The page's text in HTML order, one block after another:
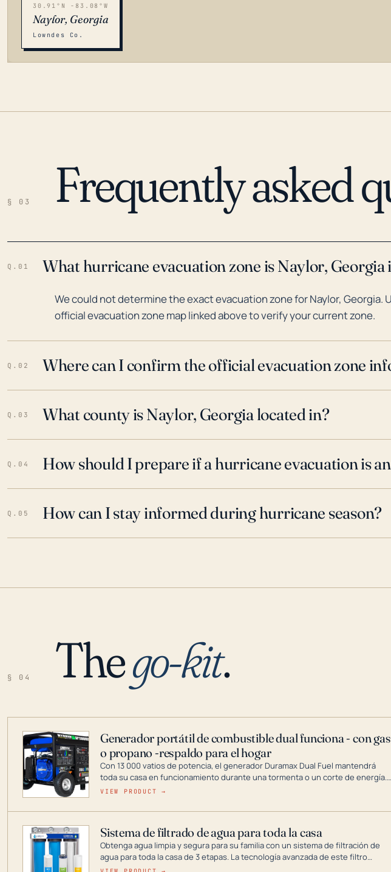
30.91°N -83.08°W
Naylor, Georgia
Lowndes Co.
§ 03 Frequently asked
Q.01 What hurricane evacuation zone is Naylor, Georgia
We could not determine the exact evacuation zone for Naylor, Georgia.
official evacuation zone map linked above to verify your current zone.
Q.02 Where can I confirm the official evacuation zone
Q.03 What county is Naylor, Georgia located in?
Q.04 How should I prepare if a hurricane evacuation is
Q.05 How can I stay informed during hurricane season?
§ 04 Thego-kit.
Generador portátil de combustible dual funciona - con gas
o propano -respaldo para el hogar
Con 13 000 vatios de potencia, el generador Duramax Dual Fuel mantendrá
toda su casa en funcionamiento durante una tormenta o un corte de energía.
DuroMax es el líder de la industria en tecnología de generadores portátiles de
digitales hasta generadores que pueden alimentar toda su casa.
VIEW PRODUCT →
Sistema de filtrado de agua para toda la casa
Obtenga agua limpia y segura para su familia con un sistema de filtración de
agua para toda la casa de 3 etapas. La tecnología avanzada de este filtro
reduce los contaminantes nocivos como el cloro, el óxido, los olores y el sabor